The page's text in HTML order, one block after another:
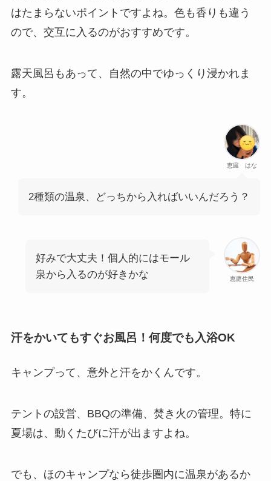
はたまらないポイントですよね。色も香りも違う
ので、交互に入るのがおすすめです。
露天風呂もあって、自然の中でゆっくり浸かれま
す。
恵庭 はな
2種類の温泉、どっちから入ればいいんだろう？
恵庭住民
好みで大丈夫！個人的にはモール
泉から入るのが好きかな
汗をかいてもすぐお風呂！何度でも入浴OK
キャンプって、意外と汗をかくんです。
テントの設営、BBQの準備、焚き火の管理。特に
夏場は、動くたびに汗が出ますよね。
でも、ほのキャンプなら徒歩圏内に温泉があるか